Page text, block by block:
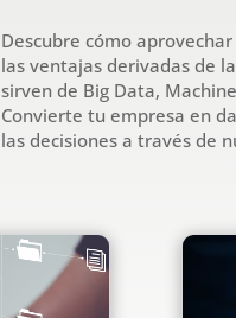
Descubre cómo
las ventajas derivadas de
sirven de Big Data,
Convierte tu empresa en
las decisiones a través de